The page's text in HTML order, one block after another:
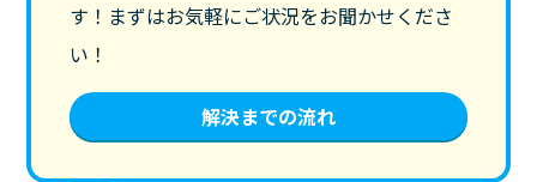
す！まずはお気軽にご状況をお聞かせくださ
い！
解決までの流れ